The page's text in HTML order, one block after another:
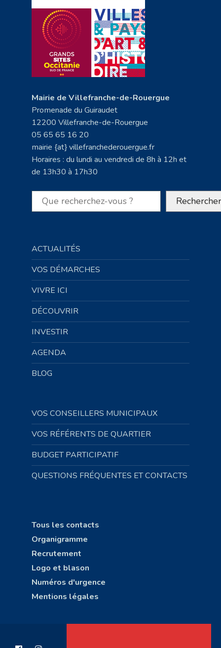
Mairie de Villefranche-de-Rouergue
Promenade du Guiraudet
12200 Villefranche-de-Rouergue
05 65 65 16 20
mairie {at} villefranchederouergue.fr
Horaires : du lundi au vendredi de 8h à 12h et
de 13h30 à 17h30
Rechercher Rechercher
ACTUALITÉS
VOS DÉMARCHES
VIVRE ICI
DÉCOUVRIR
INVESTIR
AGENDA
BLOG
VOS CONSEILLERS MUNICIPAUX
VOS RÉFÉRENTS DE QUARTIER
BUDGET PARTICIPATIF
QUESTIONS FRÉQUENTES ET CONTACTS
Tous les contacts
Organigramme
Recrutement
Logo et blason
Numéros d'urgence
Mentions légales